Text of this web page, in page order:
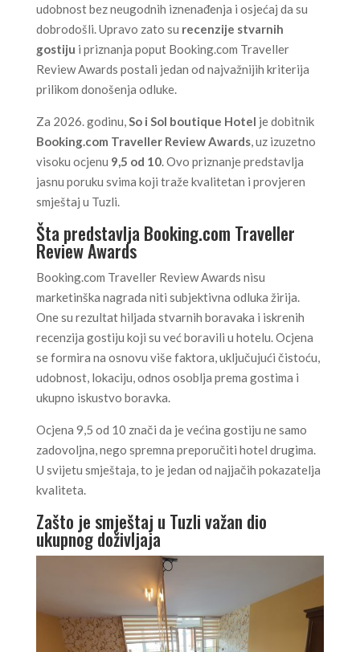
udobnost bez neugodnih iznenađenja i osjećaj da su
dobrodošli. Upravo zato su recenzije stvarnih
gostiju i priznanja poput Booking.com Traveller
Review Awards postali jedan od najvažnijih kriterija
prilikom donošenja odluke.
Za 2026. godinu,So i Sol boutique Hotel je dobitnik
Booking.com Traveller Review Awards, uz izuzetno
visoku ocjenu 9,5 od 10. Ovo priznanje predstavlja
jasnu poruku svima koji traže kvalitetan i provjeren
smještaj u Tuzli.
Šta predstavlja Booking.com Traveller
Review Awards
Booking.com Traveller Review Awards nisu
marketinška nagrada niti subjektivna odluka žirija.
One su rezultat hiljada stvarnih boravaka i iskrenih
recenzija gostiju koji su već boravili u hotelu. Ocjena
se formira na osnovu više faktora, uključujući čistoću,
udobnost, lokaciju, odnos osoblja prema gostima i
ukupno iskustvo boravka.
Ocjena 9,5 od 10 znači da je većina gostiju ne samo
zadovoljna, nego spremna preporučiti hotel drugima.
U svijetu smještaja, to je jedan od najjačih pokazatelja
kvaliteta.
Zašto je smještaj u Tuzli važan dio
ukupnog doživljaja